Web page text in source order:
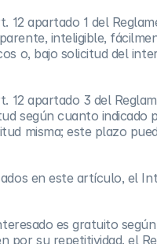
12 apartado 1 del
inteligible,
o, bajo solicitud del
12 apartado 3 del
según cuanto
misma; este plazo
en este artículo, el
es gratuito
por su repetitividad, el